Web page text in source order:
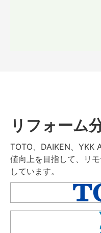
リフォーム
TOTO、DAIKEN、YKK
値向上を目指して、リ
しています。